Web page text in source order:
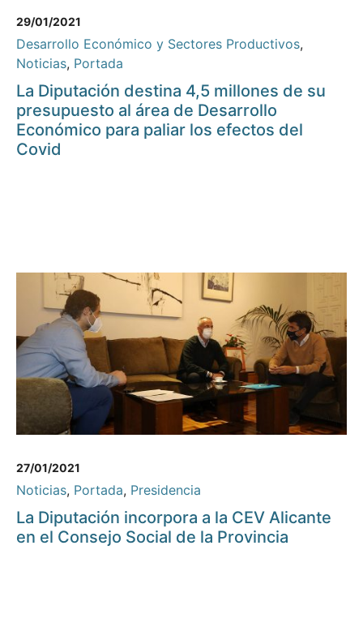
29/01/2021
Desarrollo Económico y Sectores Productivos,
Noticias, Portada
La Diputación destina 4,5 millones de su
presupuesto al área de Desarrollo
Económico para paliar los efectos del
Covid
27/01/2021
Noticias, Portada, Presidencia
La Diputación incorpora a la CEV Alicante
en el Consejo Social de la Provincia